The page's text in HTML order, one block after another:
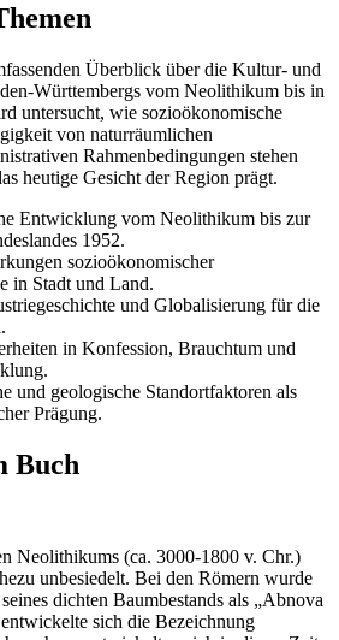
Überblick über die Kultur- und
Württembergs vom Neolithikum bis in
untersucht, wie sozioökonomische
von naturräumlichen
Rahmenbedingungen stehen
heutige Gesicht der Region prägt.
Entwicklung vom Neolithikum bis zur
1952.
sozioökonomischer
in Stadt und Land.
und Globalisierung für die
in Konfession, Brauchtum und
und geologische Standortfaktoren als
Prägung.
Buch
Neolithikums (ca. 3000-1800 v. Chr.)
unbesiedelt. Bei den Römern wurde
dichten Baumbestands als „Abnova
sich die Bezeichnung